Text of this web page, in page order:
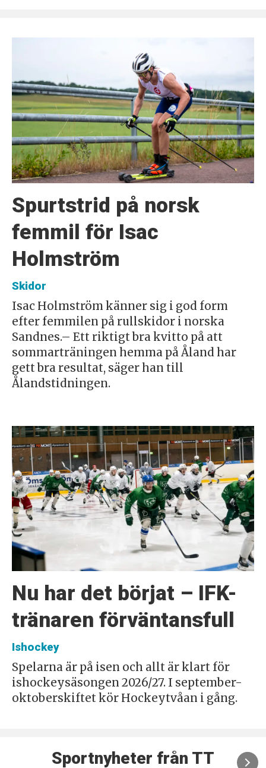
Spurtstrid på norsk
femmil för Isac
Holmström
Skidor
Isac Holmström känner sig i god form
efter femmilen på rullskidor i norska
Sandnes.– Ett riktigt bra kvitto på att
sommarträningen hemma på Åland har
gett bra resultat, säger han till
Ålandstidningen.
Nu har det börjat – IFK-
tränaren förväntansfull
Ishockey
Spelarna är på isen och allt är klart för
ishockeysäsongen 2026/27. I september-
oktoberskiftet kör Hockeytvåan i gång.
Sportnyheter från TT